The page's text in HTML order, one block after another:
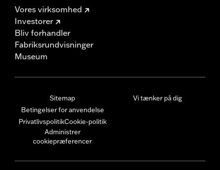
Vores virksomhed
Investorer
Bliv forhandler
Fabriksrundvisninger
Museum
Sitemap
Betingelser for anvendelse
PrivatlivspolitikCookie-politik
Administrer
cookiepræferencer
Vi tænker på dig